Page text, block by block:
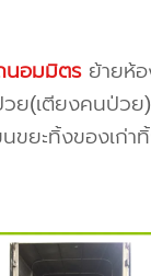
นอมมิตรย้ายห้อ
ย(เตียงคนป่ว
ยะทิ้งของเก่า